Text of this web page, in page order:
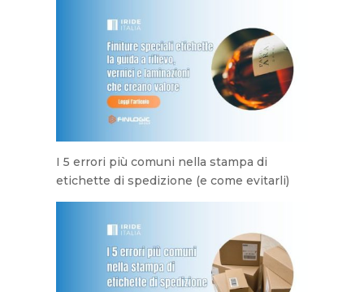
I 5 errori più comuni nella stampa di
etichette di spedizione (e come evitarli)